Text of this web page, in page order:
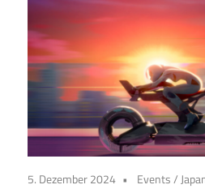
5. Dezember 2024 Events/